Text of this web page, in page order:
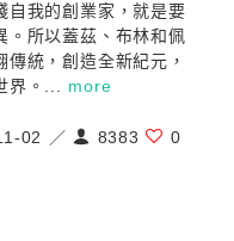
自我的創業家，就是要
。所以蓋茲、布林和佩
傳統，創造全新紀元，
界。... more
02 ／ 8383 0